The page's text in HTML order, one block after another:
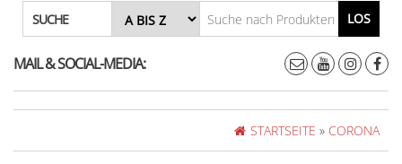
SUCHE LOS
MAIL & SOCIAL-MEDIA:
STARTSEITE » CORONA